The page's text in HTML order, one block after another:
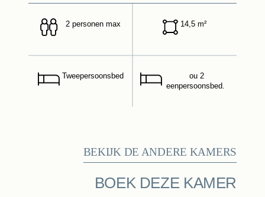
2 personen max 14,5 m²
Tweepersoonsbed
ou 2
eenpersoonsbed.
BEKIJK DE ANDERE KAMERS
BOEK DEZE KAMER